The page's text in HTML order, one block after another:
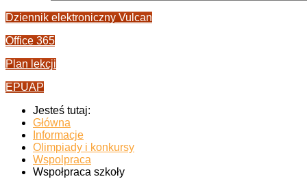
Dziennik elektroniczny Vulcan
Office 365
Plan lekcji
EPUAP
Jesteś tutaj:
Główna
Informacje
Olimpiady i konkursy
Wspolpraca
Wspołpraca szkoły